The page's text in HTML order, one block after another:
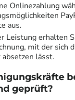
Onlinezahlung
aus.
Leistung erhalten
mit der sich
lässt.
geprüft?